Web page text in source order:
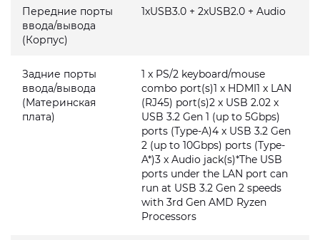
Передние порты
ввода/вывода
(Корпус)
1xUSB3.0 + 2xUSB2.0 + Audio
Задние порты
ввода/вывода
(Материнская
плата)
1 x PS/2 keyboard/mouse
combo port(s)1 x HDMI1 x LAN
(RJ45) port(s)2 x USB 2.02 x
USB 3.2 Gen 1 (up to 5Gbps)
ports (Type-A)4 x USB 3.2 Gen
2 (up to 10Gbps) ports (Type-
A*)3 x Audio jack(s)*The USB
ports under the LAN port can
run at USB 3.2 Gen 2 speeds
with 3rd Gen AMD Ryzen
Processors